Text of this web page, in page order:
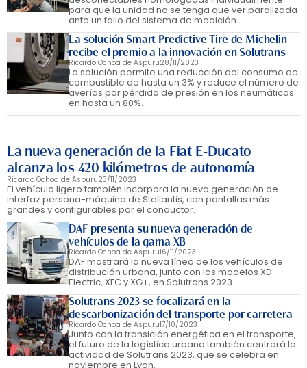
para que la unidad no se tenga que ver paralizada
ante un fallo del sistema de medición.
La solución Smart Predictive Tire de Michelin
recibe el premio a la innovación en Solutrans
Ricardo Ochoa de Aspuru28/11/2023
La solución permite una reducción del consumo de
combustible de hasta un 3% y reduce el número de
averías por pérdida de presión en los neumáticos
en hasta un 80%.
La nueva generación de la Fiat E-Ducato
alcanza los 420 kilómetros de autonomía
Ricardo Ochoa de Aspuru23/11/2023
El vehículo ligero también incorpora la nueva generación de
interfaz persona-máquina de Stellantis, con pantallas más
grandes y configurables por el conductor.
DAF presenta su nueva generación de
vehículos de la gama XB
Ricardo Ochoa de Aspuru16/11/2023
DAF mostrará la nueva línea de los vehículos de
distribución urbana, junto con los modelos XD
Electric, XFC y XG+, en Solutrans 2023.
Solutrans 2023 se focalizará en la
descarbonización del transporte por carretera
Ricardo Ochoa de Aspuru17/10/2023
Junto con la transición energética en el transporte,
el futuro de la logística urbana también centrará la
actividad de Solutrans 2023, que se celebra en
noviembre en Lyon.